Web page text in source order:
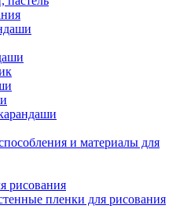
и материалы для
рисования
пленки для рисования